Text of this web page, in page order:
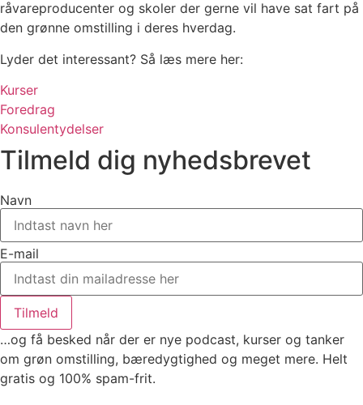
råvareproducenter og skoler der gerne vil have sat fart på
den grønne omstilling i deres hverdag.
Lyder det interessant? Så læs mere her:
Kurser
Foredrag
Konsulentydelser
Tilmeld dig nyhedsbrevet
Navn
E-mail
Tilmeld
…og få besked når der er nye podcast, kurser og tanker
om grøn omstilling, bæredygtighed og meget mere. Helt
gratis og 100% spam-frit.